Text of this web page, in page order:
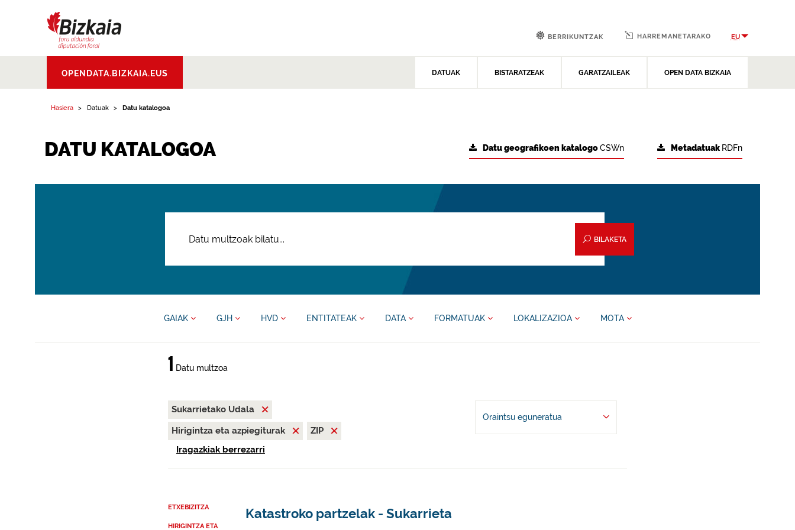
Aldundia.Diputacion
Foral de Bizkaia
OPENDATA.BIZKAIA.EUS DATUAK BISTARATZEAK GARATZAILEAK OPEN DATA BIZKAIA
BERRIKUNTZAK HARREMANETARAKO EU
Hasiera Datuak Datu katalogoa
DATU KATALOGOA Metadatuak RDFn
Datu geografikoen katalogoCSWn
BILAKETA
GAIAK GJH HVD ENTITATEAK DATA FORMATUAK LOKALIZAZIOA MOTA
1 Datu multzoa
Sukarrietako Udala
Hirigintza eta azpiegiturak
ZIP
Iragazkiak berrezarri
Oraintsu eguneratua
ETXEBIZITZA
HIRIGINTZA ETA
Katastroko partzelak - Sukarrieta